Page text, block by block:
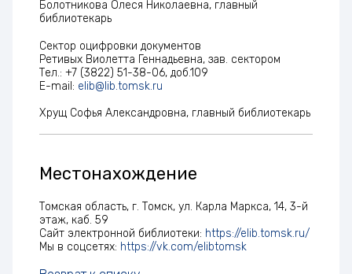
Болотникова Олеся Николаевна, главный
библиотекарь
Сектор оцифровки документов
Ретивых Виолетта Геннадьевна, зав. сектором
Тел.: +7 (3822) 51-38-06, доб.109
E-mail: elib@lib.tomsk.ru
Хрущ Софья Александровна, главный библиотекарь
Местонахождение
Томская область, г. Томск, ул. Карла Маркса, 14, 3-й
этаж, каб. 59
Сайт электронной библиотеки: https://elib.tomsk.ru/
Мы в соцсетях: https://vk.com/elibtomsk